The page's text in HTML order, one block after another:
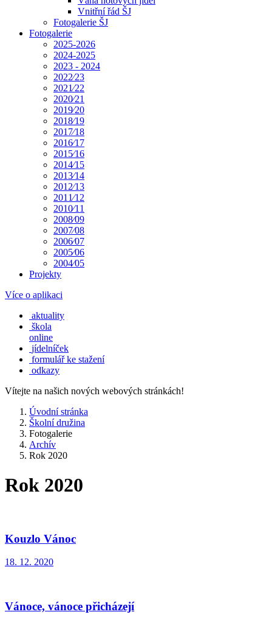
Vnitřní řád ŠJ
Fotogalerie ŠJ
Fotogalerie
2025-2026
2024-2025
2023 - 2024
2022⁄23
2021⁄22
2020⁄21
2019⁄20
2018⁄19
2017⁄18
2016⁄17
2015⁄16
2014⁄15
2013⁄14
2012⁄13
2011⁄12
2010⁄11
2008⁄09
2007⁄08
2006⁄07
2005⁄06
2004⁄05
Projekty
Více o aplikaci
aktuality
škola
online
jídelníček
formulář ke stažení
odkazy
Vítejte na našich nových webových stránkách!
Úvodní stránka
Školní družina
Fotogalerie
Archív
Rok 2020
Rok 2020
Kouzlo Vánoc
18. 12. 2020
Vánoce, vánoce přicházejí